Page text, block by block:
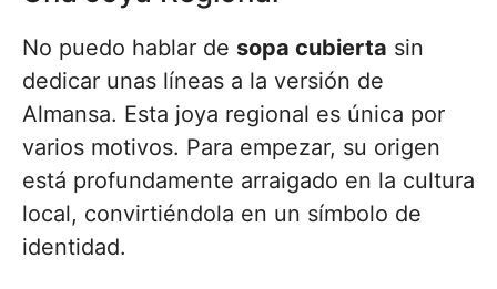
No puedo hablar de sopa cubierta sin
dedicar unas líneas a la versión de
Almansa. Esta joya regional es única por
varios motivos. Para empezar, su origen
está profundamente arraigado en la cultura
local, convirtiéndola en un símbolo de
identidad.